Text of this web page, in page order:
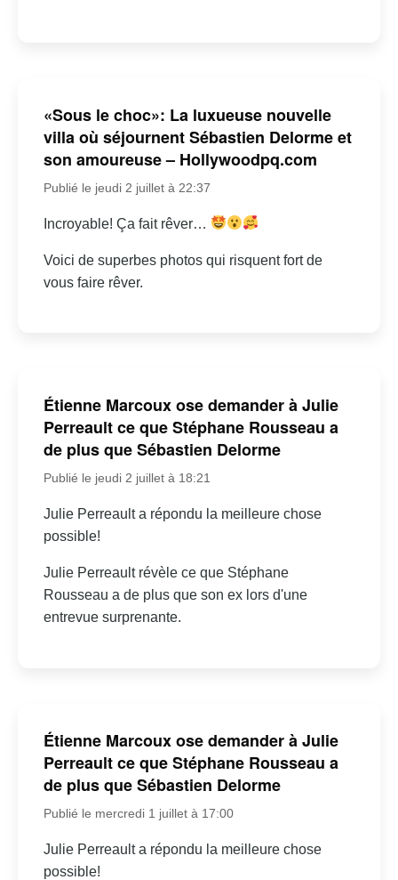
«Sous le choc»: La luxueuse nouvelle
villa où séjournent Sébastien Delorme et
son amoureuse – Hollywoodpq.com
Publié le jeudi 2 juillet à 22:37
Incroyable! Ça fait rêver…
Voici de superbes photos qui risquent fort de
vous faire rêver.
Étienne Marcoux ose demander à Julie
Perreault ce que Stéphane Rousseau a
de plus que Sébastien Delorme
Publié le jeudi 2 juillet à 18:21
Julie Perreault a répondu la meilleure chose
possible!
Julie Perreault révèle ce que Stéphane
Rousseau a de plus que son ex lors d'une
entrevue surprenante.
Étienne Marcoux ose demander à Julie
Perreault ce que Stéphane Rousseau a
de plus que Sébastien Delorme
Publié le mercredi 1 juillet à 17:00
Julie Perreault a répondu la meilleure chose
possible!